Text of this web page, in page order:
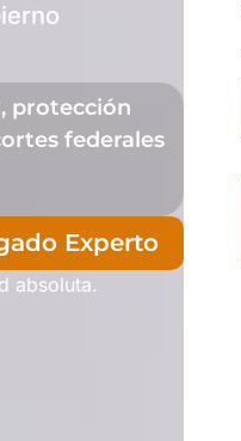
protección
federales
Experto
absoluta.